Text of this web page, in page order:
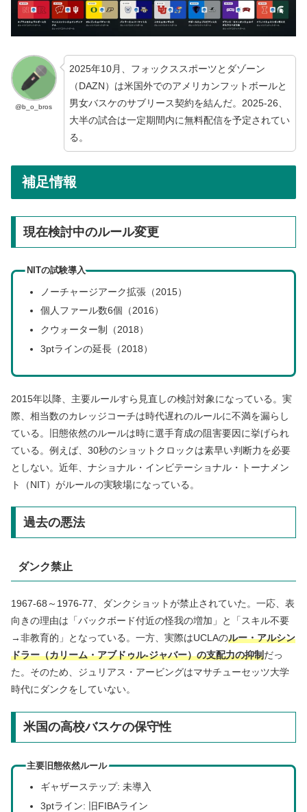
@b_o_bros
2025年10月、フォックススポーツとダゾーン
（DAZN）は米国外でのアメリカンフットボールと
男女バスケのサブリース契約を結んだ。2025-26、
大半の試合は一定期間内に無料配信を予定されてい
る。
補足情報
現在検討中のルール変更
NITの試験導入
ノーチャージアーク拡張（2015）
個人ファール数6個（2016）
クウォーター制（2018）
3ptラインの延長（2018）
2015年以降、主要ルールすら見直しの検討対象になっている。実
際、相当数のカレッジコーチは時代遅れのルールに不満を漏らし
ている。旧態依然のルールは時に選手育成の阻害要因に挙げられ
ている。例えば、30秒のショットクロックは素早い判断力を必要
としない。近年、ナショナル・インビテーショナル・トーナメン
ト（NIT）がルールの実験場になっている。
過去の悪法
ダンク禁止
1967-68～1976-77、ダンクショットが禁止されていた。一応、表
向きの理由は「バックボード付近の怪我の増加」と「スキル不要
→非教育的」となっている。一方、実際はUCLAのルー・アルシン
ドラー（カリーム・アブドゥル-ジャバー）の支配力の抑制だっ
た。そのため、ジュリアス・アービングはマサチューセッツ大学
時代にダンクをしていない。
米国の高校バスケの保守性
主要旧態依然ルール
ギャザーステップ: 未導入
3ptライン: 旧FIBAライン